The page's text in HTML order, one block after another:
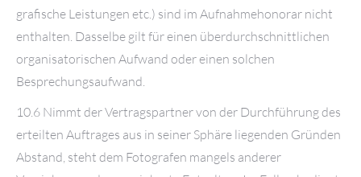
grafische Leistungen etc.) sind im Aufnahmehonorar nicht
enthalten. Dasselbe gilt für einen überdurchschnittlichen
organisatorischen Aufwand oder einen solchen
Besprechungsaufwand.
10.6 Nimmt der Vertragspartner von der Durchführung des
erteilten Auftrages aus in seiner Sphäre liegenden Gründen
Abstand, steht dem Fotografen mangels anderer